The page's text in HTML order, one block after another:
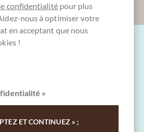
Vers les chèques cadeaux
et aide
Contact
emballage
confidentialitépour plus
nous à optimiser votre
en acceptant que nous
!
»
ET CONTINUEZ » ;